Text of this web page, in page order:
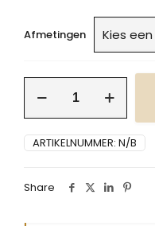
Afmetingen
Vera
rond
aantal
ARTIKELNUMMER: N/B
Share